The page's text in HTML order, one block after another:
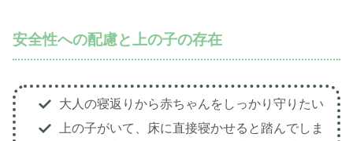
安全性への配慮と上の子の存在
大人の寝返りから赤ちゃんをしっかり守りたい
上の子がいて、床に直接寝かせると踏んでしま